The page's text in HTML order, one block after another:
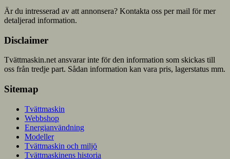
Är du intresserad av att annonsera? Kontakta oss per mail för mer
detaljerad information.
Disclaimer
Tvättmaskin.net ansvarar inte för den information som skickas till
oss från tredje part. Sådan information kan vara pris, lagerstatus mm.
Sitemap
Tvättmaskin
Webbshop
Energianvändning
Modeller
Tvättmaskin och miljö
Tvättmaskinens historia